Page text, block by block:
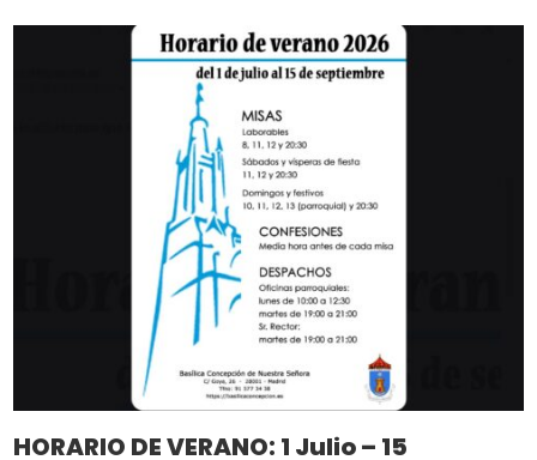
HORARIO DE VERANO: 1 Julio – 15